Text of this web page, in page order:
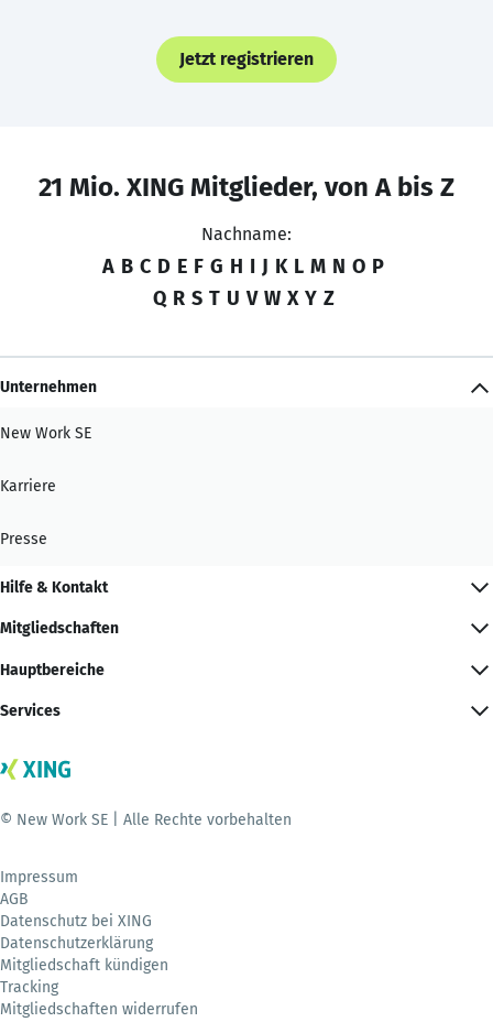
Jetzt registrieren
21 Mio. XING Mitglieder, von A bis Z
Nachname:
A B C D E F G H I J K L M N O P
Q R S T U V W X Y Z
Unternehmen
New Work SE
Karriere
Presse
Hilfe & Kontakt
Mitgliedschaften
Hauptbereiche
Services
© New Work SE | Alle Rechte vorbehalten
Impressum
AGB
Datenschutz bei XING
Datenschutzerklärung
Mitgliedschaft kündigen
Tracking
Mitgliedschaften widerrufen